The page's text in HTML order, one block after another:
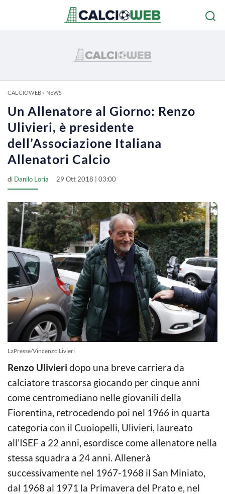
CALCIOWEB» NEWS
Un Allenatore al Giorno: Renzo
Ulivieri, è presidente
dell’Associazione Italiana
Allenatori Calcio
di Danilo Loria 29 Ott 2018 | 03:00
LaPresse/Vincenzo Livieri
Renzo Ulivieri dopo una breve carriera da
calciatore trascorsa giocando per cinque anni
come centromediano nelle giovanili della
Fiorentina, retrocedendo poi nel 1966 in quarta
categoria con il Cuoiopelli, Ulivieri, laureato
all’ISEF a 22 anni, esordisce come allenatore nella
stessa squadra a 24 anni. Allenerà
successivamente nel 1967-1968 il San Miniato,
dal 1968 al 1971 la Primavera del Prato e, nel